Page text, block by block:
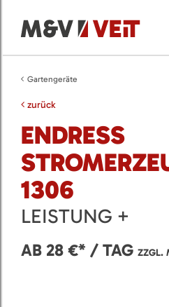
Gartengeräte
zurück
ENDRESS
1306
LEISTUNG +
AB 28 €* / TAG ZZGL.